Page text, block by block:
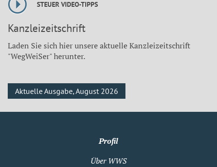
STEUER VIDEO-TIPPS
Kanzleizeitschrift
Laden Sie sich hier unsere aktuelle Kanzleizeitschrift
"WegWeiSer" herunter.
Aktuelle Ausgabe, August 2026
Profil
Über WWS